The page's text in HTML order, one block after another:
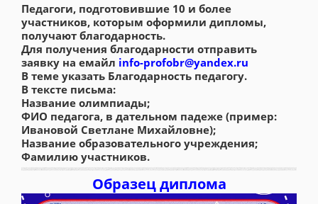
Педагоги, подготовившие 10 и более
участников, которым оформили дипломы,
получают благодарность.
Для получения благодарности отправить
заявку на емайл info-profobr@yandex.ru
В теме указать Благодарность педагогу.
В тексте письма:
Название олимпиады;
ФИО педагога, в дательном падеже (пример:
Ивановой Светлане Михайловне);
Название образовательного учреждения;
Фамилию участников.
Образец диплома